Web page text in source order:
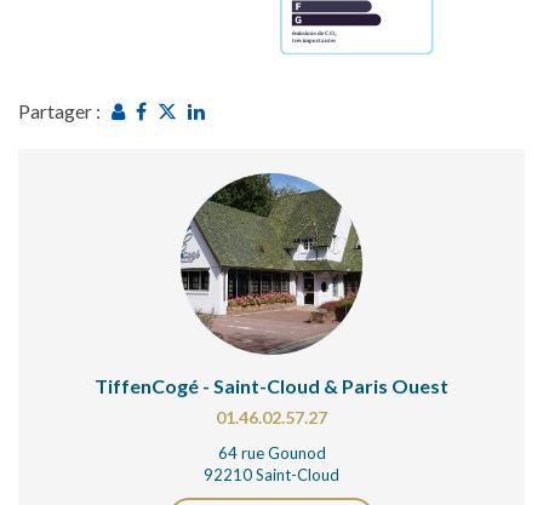
Partager :
TiffenCogé - Saint-Cloud & Paris Ouest
01.46.02.57.27
64 rue Gounod
92210 Saint-Cloud